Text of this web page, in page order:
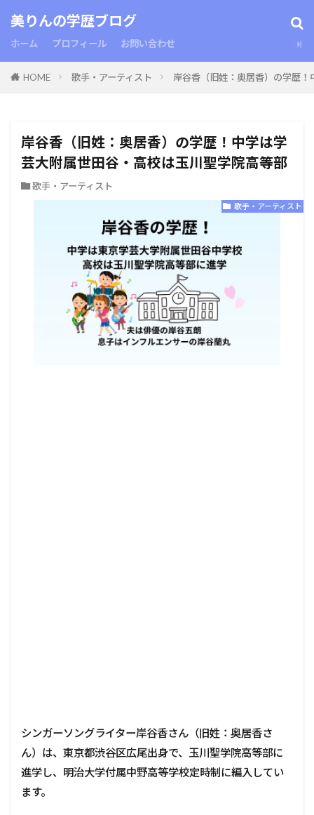
美りんの学歴ブログ
ホーム プロフィール お問い合わせ
HOME 歌手・アーティスト 岸谷香（旧姓：奥居香）の学歴
岸谷香（旧姓：奥居香）の学歴！中学は学
芸大附属世田谷・高校は玉川聖学院高等部
歌手・アーティスト
歌手・アーティスト
シンガーソングライター岸谷香さん（旧姓：奥居香さ
ん）は、東京都渋谷区広尾出身で、玉川聖学院高等部に
進学し、明治大学付属中野高等学校定時制に編入してい
ます。